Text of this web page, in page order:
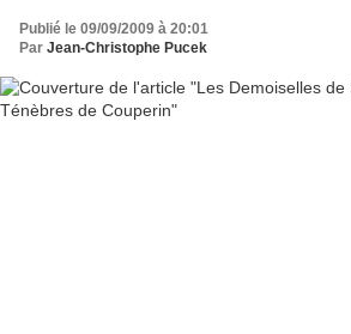
Publié le 09/09/2009 à 20:01
Par Jean-Christophe Pucek